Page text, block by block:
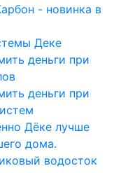
- новинка в
Деке
деньги при
деньги при
Дёке лучше
дома.
водосток